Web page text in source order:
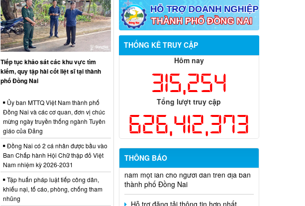
THỐNG KÊ TRUY CẬP
Hôm nay
315,254
Tổng lượt truy cập
626,412,373
THÔNG BÁO
Thông báo về việc tuyển dụng viên
chức năm 2026
nhân chủ trì thực hiện nhiệm vụ khoa
học và công nghệ cấp thành phố sử
dụng ngân sách nhà nước đặt hàng thực
hiện năm 2026 (đợt 1) lần 3
Kế hoạch Thông tin, tuyên truyền triển
khai Kế hoạch Khám sức khỏe định kỳ
hoặc khám sàng lọc miễn phí ít nhất mỗi
năm một lần cho người dân trên địa bàn
thành phố Đồng Nai
Hỗ trợ đăng tải thông tin hợp nhất,
thay đổi địa chỉ trụ sở làm việc
Tiếp tục khảo sát các khu vực tìm
kiếm, quy tập hài cốt liệt sĩ tại thành
phố Đồng Nai
Ủy ban MTTQ Việt Nam thành phố
Đồng Nai và các cơ quan, đơn vị chúc
mừng ngày truyền thống ngành Tuyên
giáo của Đảng
Đồng Nai có 2 cá nhân được bầu vào
Ban Chấp hành Hội Chữ thập đỏ Việt
Nam nhiệm kỳ 2026-2031
Tập huấn pháp luật tiếp công dân,
khiếu nại, tố cáo, phòng, chống tham
nhũng